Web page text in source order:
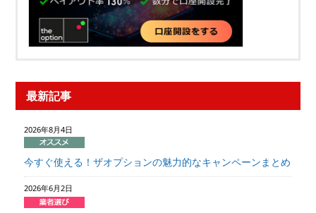
最新記事
2026年8月4日
今すぐ使える！ザオプションの魅力的なキャンペーンまとめ
2026年6月2日